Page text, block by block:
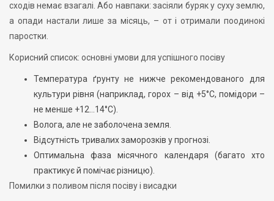
сходів немає взагалі. Або навпаки: засіяли буряк у суху землю,
а опади настали лише за місяць, – от і отримали поодинокі
паростки.
Корисний список: основні умови для успішного посіву
Температура ґрунту не нижче рекомендованого для
культури рівня (наприклад, горох – від +5°C, помідори –
не менше +12…14°C).
Волога, але не заболочена земля.
Відсутність тривалих заморозків у прогнозі.
Оптимальна фаза місячного календаря (багато хто
практикує й помічає різницю).
Помилки з поливом після посіву і висадки